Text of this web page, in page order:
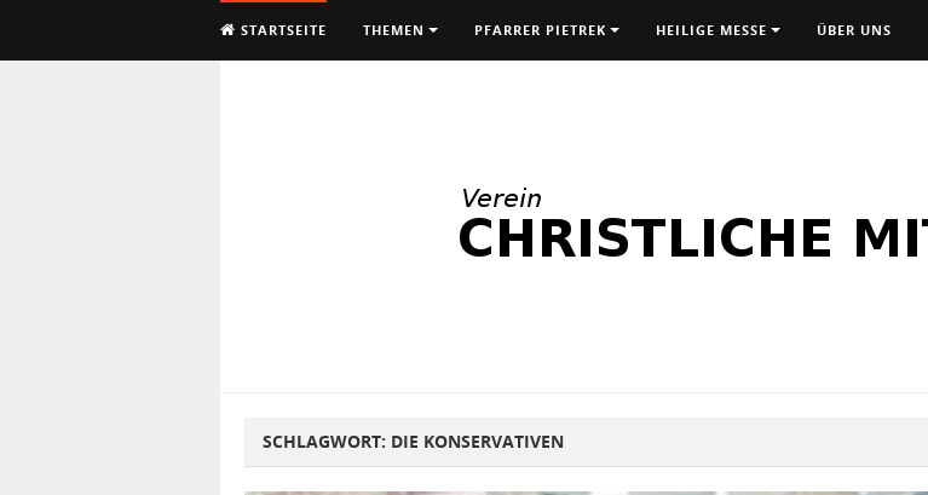
STARTSEITE THEMEN PFARRER PIETREK HEILIGE MESSE ÜBER UNS
SCHLAGWORT: DIE KONSERVATIVEN